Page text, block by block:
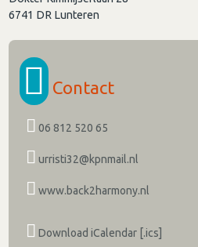
6741 DR Lunteren
Contact
06 812 520 65
urristi32@kpnmail.nl
www.back2harmony.nl
Download iCalendar [.ics]